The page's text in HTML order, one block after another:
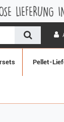
INNERHALB
Pellet-